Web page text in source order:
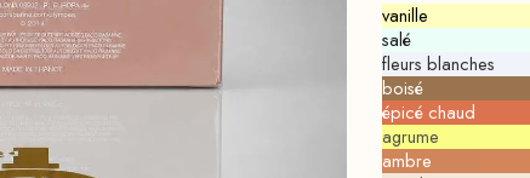
vanille
salé
fleurs blanches
boisé
épicé chaud
agrume
ambre